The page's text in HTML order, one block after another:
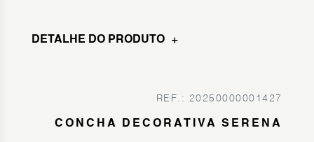
DETALHE DO PRODUTO
REF.: 20250000001427
CONCHA DECORATIVA SERENA